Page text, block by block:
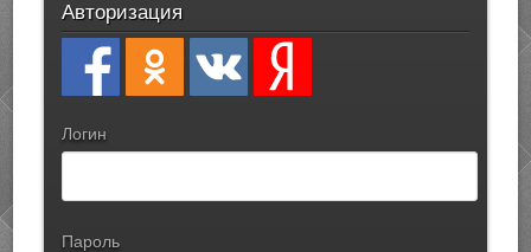
Авторизация
Логин
Пароль